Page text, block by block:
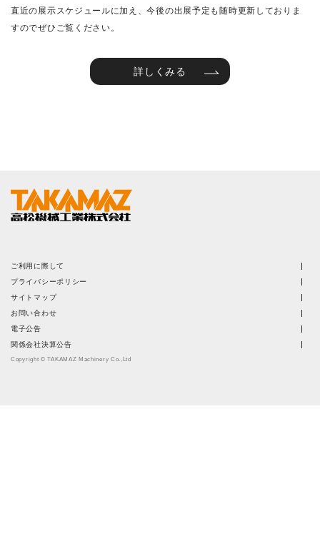
直近の展示スケジュールに加え、今後の出展予定も随時更新しておりま
すのでぜひご覧ください。
詳しくみる
ご利用に際して
プライバシーポリシー
サイトマップ
お問い合わせ
電子公告
関係会社決算公告
Copyright © TAKAMAZ Machinery Co.,Ltd